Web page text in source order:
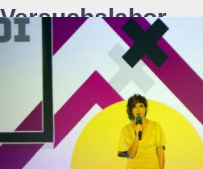
Versuchslabor